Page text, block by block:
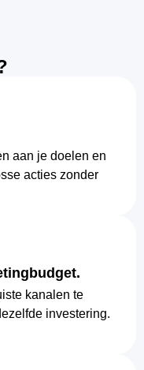
aan je doelen en
acties zonder
kanalen te
investering.